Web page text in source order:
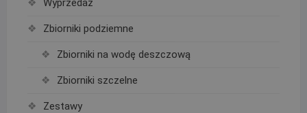
Wyprzedaż
Zbiorniki podziemne
Zbiorniki na wodę deszczową
Zbiorniki szczelne
Zestawy